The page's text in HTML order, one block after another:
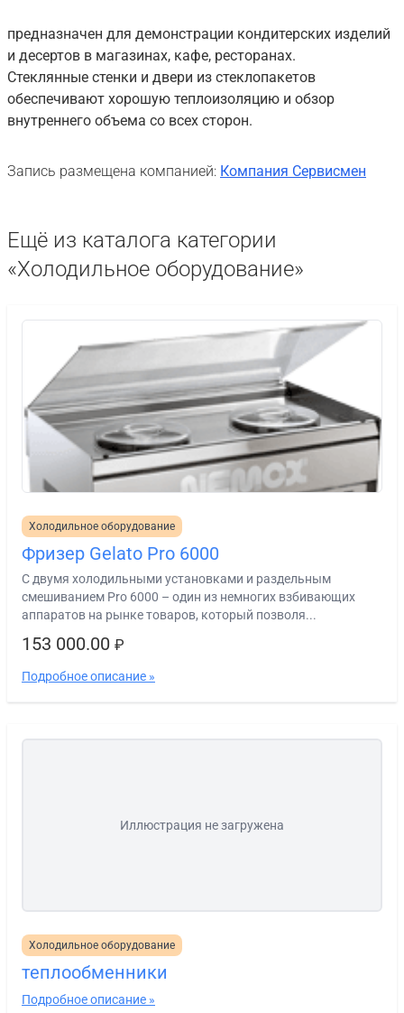
предназначен для демонстрации кондитерских изделий
и десертов в магазинах, кафе, ресторанах.
Стеклянные стенки и двери из стеклопакетов
обеспечивают хорошую теплоизоляцию и обзор
внутреннего объема со всех сторон.
Запись размещена компанией: Компания Сервисмен
Ещё из каталога категории
«Холодильное оборудование»
Холодильное оборудование
Фризер Gelato Pro 6000
С двумя холодильными установками и раздельным
смешиванием Pro 6000 – один из немногих взбивающих
аппаратов на рынке товаров, который позволя...
153 000.00 ₽
Подробное описание »
Иллюстрация не загружена
Холодильное оборудование
теплообменники
Подробное описание »